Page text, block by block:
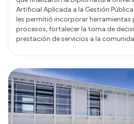
Artificial Aplicada a la Gestión
les permitió incorporar
procesos, fortalecer la toma de
prestación de servicios a la